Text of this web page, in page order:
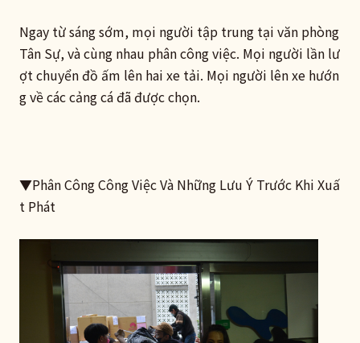
Ngay từ sáng sớm, mọi người tập trung tại văn phòng
Tân Sự, và cùng nhau phân công việc. Mọi người lần lư
ợt chuyển đồ ấm lên hai xe tải. Mọi người lên xe hướn
g về các cảng cá đã được chọn.
▼​Phân Công Công Việc Và Những Lưu Ý Trước Khi Xuấ
t Phát